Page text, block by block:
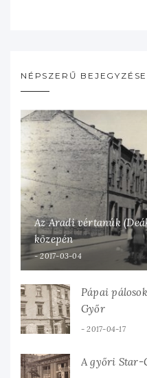
NÉPSZERŰ
Az Aradi vértanúk
közepén
2017-03-04
Pápai
Győr
2017-04-17
A győri Star-